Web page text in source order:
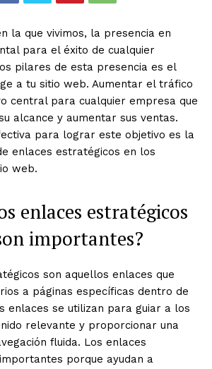
la que vivimos, la presencia en
para el éxito de cualquier
pilares de esta presencia es el
a tu sitio web. Aumentar el tráfico
central para cualquier empresa que
alcance y aumentar sus ventas.
para lograr este objetivo es la
enlaces estratégicos en los
web.
enlaces estratégicos
importantes?
son aquellos enlaces que
a páginas específicas dentro de
enlaces se utilizan para guiar a los
relevante y proporcionar una
fluida. Los enlaces
porque ayudan a